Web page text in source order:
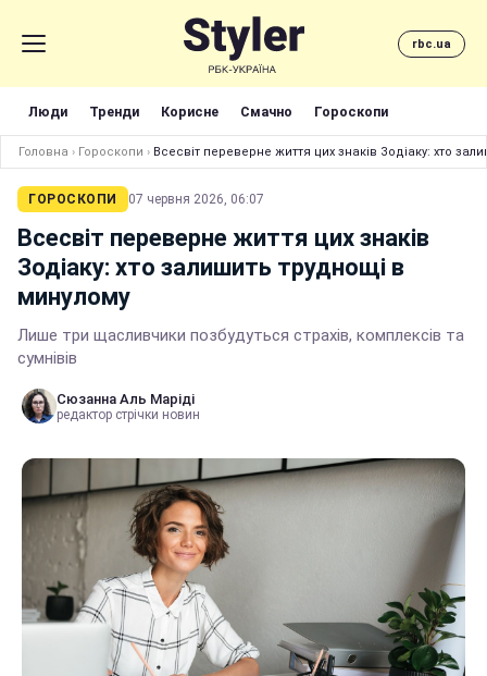
rbc.ua
Люди Тренди Корисне Смачно Гороскопи
Головна › Гороскопи › Всесвіт переверне життя цих знаків Зодіаку: хто
ГОРОСКОПИ 07 червня 2026, 06:07
Всесвіт переверне життя цих знаків
Зодіаку: хто залишить труднощі в
минулому
Лише три щасливчики позбудуться страхів, комплексів та
сумнівів
Сюзанна Аль Маріді
редактор стрічки новин